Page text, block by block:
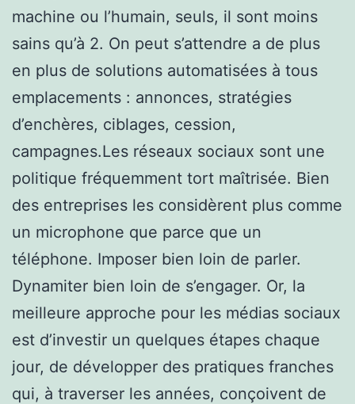
machine ou l’humain, seuls, il sont moins
sains qu’à 2. On peut s’attendre a de plus
en plus de solutions automatisées à tous
emplacements : annonces, stratégies
d’enchères, ciblages, cession,
campagnes.Les réseaux sociaux sont une
politique fréquemment tort maîtrisée. Bien
des entreprises les considèrent plus comme
un microphone que parce que un
téléphone. Imposer bien loin de parler.
Dynamiter bien loin de s’engager. Or, la
meilleure approche pour les médias sociaux
est d’investir un quelques étapes chaque
jour, de développer des pratiques franches
qui, à traverser les années, conçoivent de